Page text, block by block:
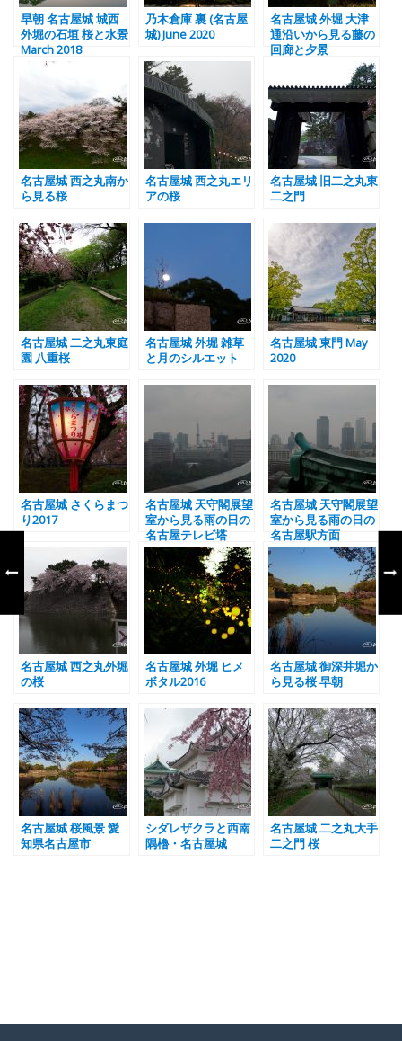
早朝 名古屋城 城西
外堀の石垣 桜と水景
March 2018
乃木倉庫 裏 (名古屋
城) June 2020
名古屋城 外堀 大津
通沿いから見る藤の
回廊と夕景
名古屋城 西之丸南か
ら見る桜
名古屋城 西之丸エリ
アの桜
名古屋城 旧二之丸東
二之門
名古屋城 二之丸東庭
園 八重桜
名古屋城 外堀 雑草
と月のシルエット
名古屋城 東門 May
2020
名古屋城 さくらまつ
り2017
名古屋城 天守閣展望
室から見る雨の日の
名古屋テレビ塔
名古屋城 天守閣展望
室から見る雨の日の
名古屋駅方面
名古屋城 西之丸外堀
の桜
名古屋城 外堀 ヒメ
ボタル2016
名古屋城 御深井堀か
ら見る桜 早朝
名古屋城 桜風景 愛
知県名古屋市
シダレザクラと西南
隅櫓・名古屋城
名古屋城 二之丸大手
二之門 桜